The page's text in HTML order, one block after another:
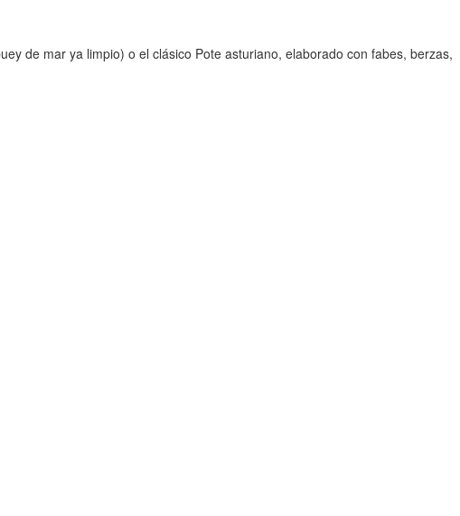
de mar ya limpio) o el clásico Pote asturiano, elaborado con fabes, berzas,